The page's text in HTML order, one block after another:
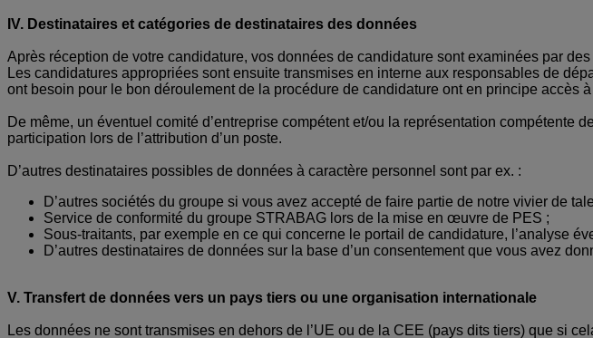
IV. Destinataires et catégories de destinataires des données
Après réception de votre candidature, vos données de candidature sont examinées par
Les candidatures appropriées sont ensuite transmises en interne aux responsables de
ont besoin pour le bon déroulement de la procédure de candidature ont en principe accès
De même, un éventuel comité d’entreprise compétent et/ou la représentation
participation lors de l’attribution d’un poste.
D’autres destinataires possibles de données à caractère personnel sont par ex. :
D’autres sociétés du groupe si vous avez accepté de faire partie de notre vivier de
Service de conformité du groupe STRABAG lors de la mise en œuvre de PES ;
Sous-traitants, par exemple en ce qui concerne le portail de candidature, l’analyse
D’autres destinataires de données sur la base d’un consentement que vous avez
V. Transfert de données vers un pays tiers ou une organisation internationale
Les données ne sont transmises en dehors de l’UE ou de la CEE (pays dits tiers) que si